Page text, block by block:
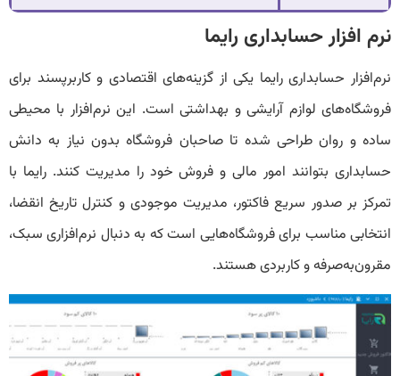
نرم افزار حسابداری رایما
نرم‌افزار حسابداری رایما یکی از گزینه‌های اقتصادی و کاربرپسند برای
فروشگاه‌های لوازم آرایشی و بهداشتی است. این نرم‌افزار با محیطی
ساده و روان طراحی شده تا صاحبان فروشگاه بدون نیاز به دانش
حسابداری بتوانند امور مالی و فروش خود را مدیریت کنند. رایما با
تمرکز بر صدور سریع فاکتور، مدیریت موجودی و کنترل تاریخ انقضا،
انتخابی مناسب برای فروشگاه‌هایی است که به دنبال نرم‌افزاری سبک،
مقرون‌به‌صرفه و کاربردی هستند.